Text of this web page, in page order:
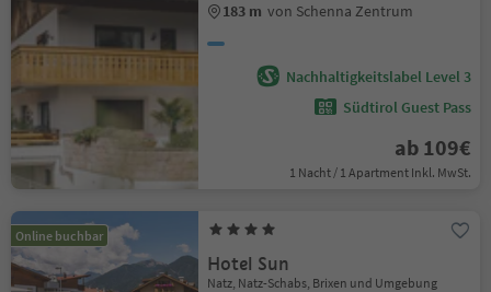
183 m von Schenna Zentrum
Nachhaltigkeitslabel Level 3
Südtirol Guest Pass
ab 109€
1 Nacht / 1 Apartment Inkl. MwSt.
Online buchbar
Hotel Sun
Natz, Natz-Schabs, Brixen und Umgebung